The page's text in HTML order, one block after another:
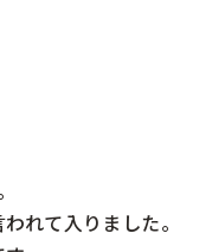
れて入りました。